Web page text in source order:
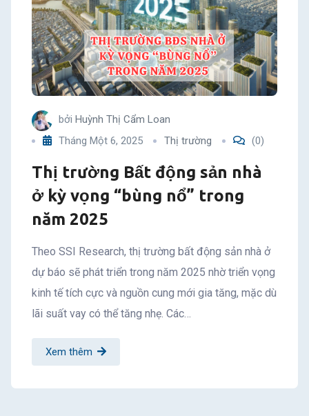
bởi Huỳnh Thị Cẩm Loan
Tháng Một 6, 2025
Thị trường (0)
Thị trường Bất động sản nhà
ở kỳ vọng “bùng nổ” trong
năm 2025
Theo SSI Research, thị trường bất động sản nhà ở
dự báo sẽ phát triển trong năm 2025 nhờ triển vọng
kinh tế tích cực và nguồn cung mới gia tăng, mặc dù
lãi suất vay có thể tăng nhẹ. Các…
Xem thêm